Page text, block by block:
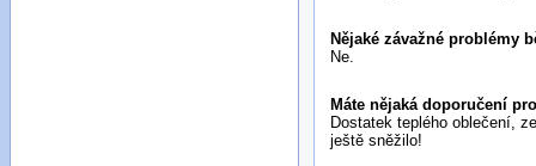
Nějaké závažné problémy
Ne.
Máte nějaká doporučení
Dostatek teplého oblečení,
ještě sněžilo!